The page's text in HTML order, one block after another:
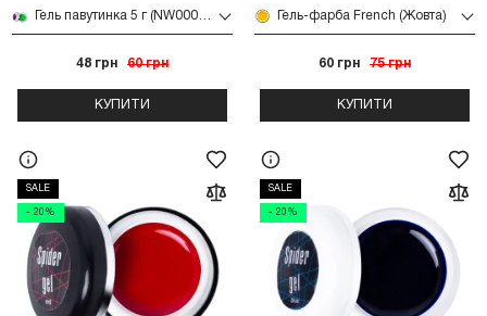
Гель павутинка 5 г (NW0004A салатовий неон)
48 грн 60 грн
КУПИТИ
Гель-фарба French (Жовта)
60 грн 75 грн
КУПИТИ
SALE
- 20%
SALE
- 20%